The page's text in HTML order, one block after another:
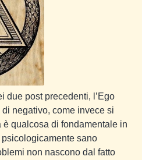
due post precedenti, l’Ego
negativo, come invece si
è qualcosa di fondamentale in
sano
non nascono dal fatto